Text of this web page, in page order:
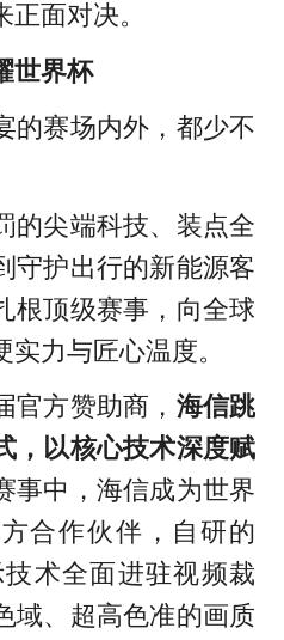
面对决。
世界杯
的赛场内外，都少不
的尖端科技、装点全
守护出行的新能源客
根顶级赛事，向全球
力与匠心温度。
官方赞助商， 海信跳
，以核心技术深度赋
事中，海信成为世界
合作伙伴，自研的
术全面进驻视频裁
域、超高色准的画质